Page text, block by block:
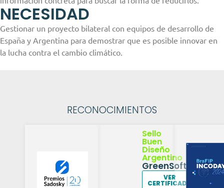
NECESIDAD
Gestionar un proyecto bilateral con equipos de desarrollo de
España y Argentina para demostrar que es posible innovar en
la lucha contra el cambio climático.
RECONOCIMIENTOS
Sello
Buen
Diseño
Argentino
GreenSoftTracker
VER
CERTIFICADO